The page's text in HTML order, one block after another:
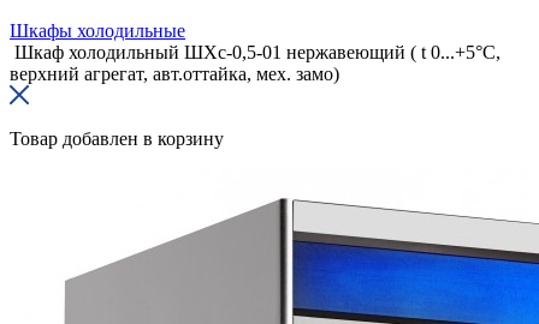
Шкафы холодильные
Шкаф холодильный ШХс-0,5-01 нержавеющий ( t 0...+5°С,
верхний агрегат, авт.оттайка, мех. замо)
Товар добавлен в корзину